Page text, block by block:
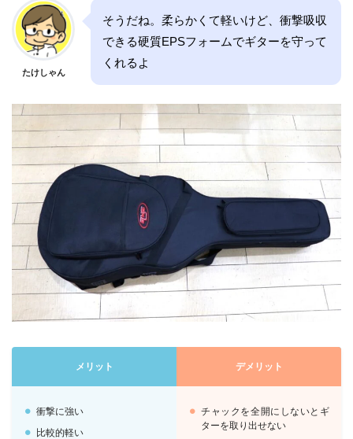
たけしゃん
そうだね。柔らかくて軽いけど、衝撃吸収
できる硬質EPSフォームでギターを守って
くれるよ
メリット デメリット
衝撃に強い
比較的軽い
チャックを全開にしないとギ
ターを取り出せない